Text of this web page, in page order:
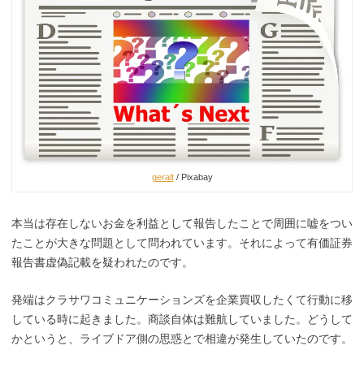
geralt/ Pixabay
本当は存在しないお金を利益として報告したことで周囲に嘘をつい
たことが大きな問題として問われています。それによって有価証券
報告書虚偽記載を疑われたのです。
発端はクラサワコミュニケーションズを企業買収したくて行動に移
している時に起きました。商談自体は難航していました。どうして
かというと、ライブドア側の思惑とで相違が発生していたのです。